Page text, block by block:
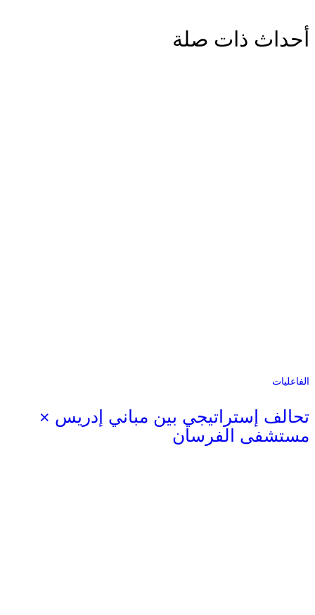
أحداث ذات صلة
الفاعليات
تحالف إستراتيجي بين مباني إدريس ×
مستشفى الفرسان